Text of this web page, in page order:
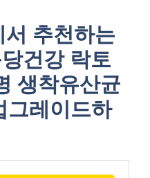
추천하는
건강 락토
생착유산균
그레이드하